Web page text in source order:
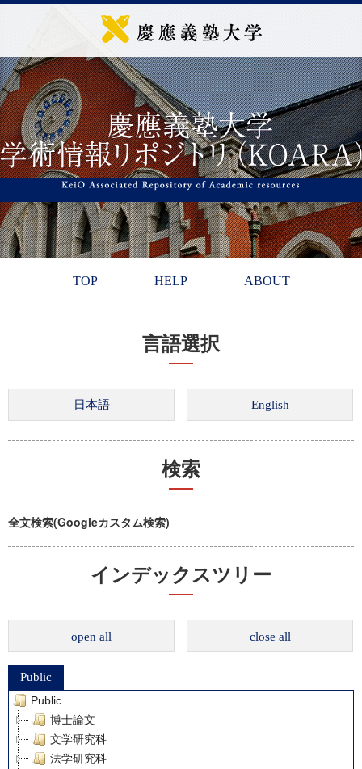
TOP HELP ABOUT
言語選択
検索
全文検索(Googleカスタム検索)
インデックスツリー
open all close all
Public
Public
博士論文
文学研究科
法学研究科